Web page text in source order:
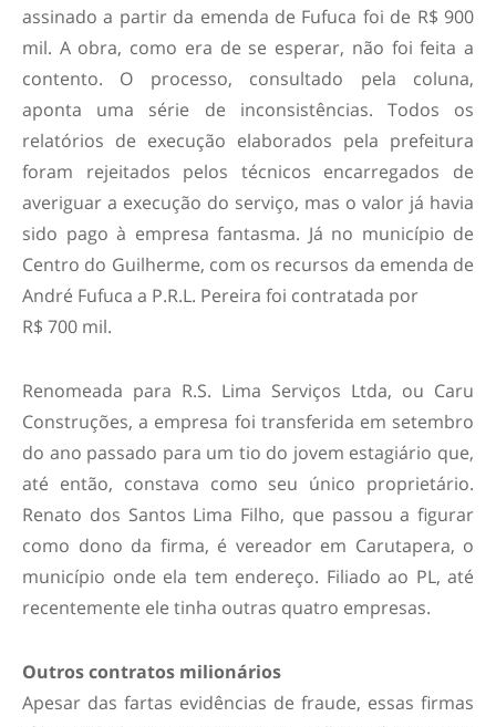
assinado a partir da emenda de Fufuca foi de R$ 900
mil. A obra, como era de se esperar, não foi feita a
contento. O processo, consultado pela coluna,
aponta uma série de inconsistências. Todos os
relatórios de execução elaborados pela prefeitura
foram rejeitados pelos técnicos encarregados de
averiguar a execução do serviço, mas o valor já havia
sido pago à empresa fantasma. Já no município de
Centro do Guilherme, com os recursos da emenda de
André Fufuca a P.R.L. Pereira foi contratada por
R$ 700 mil.
Renomeada para R.S. Lima Serviços Ltda, ou Caru
Construções, a empresa foi transferida em setembro
do ano passado para um tio do jovem estagiário que,
até então, constava como seu único proprietário.
Renato dos Santos Lima Filho, que passou a figurar
como dono da firma, é vereador em Carutapera, o
município onde ela tem endereço. Filiado ao PL, até
recentemente ele tinha outras quatro empresas.
Outros contratos milionários
Apesar das fartas evidências de fraude, essas firmas